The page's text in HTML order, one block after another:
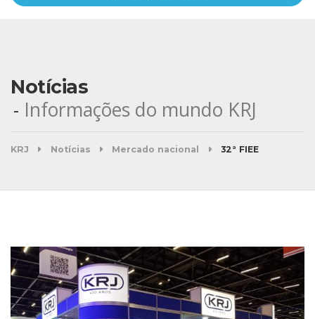
Notícias
Informações do mundo KRJ
KRJ Notícias Mercado nacional 32ª FIEE